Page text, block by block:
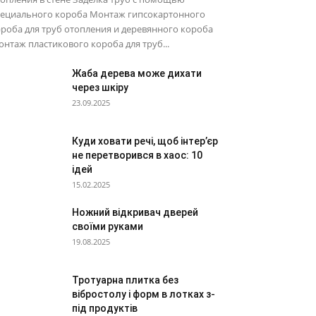
короба Монтаж гипсокартонного
для труб отопления и деревянного короба
пластикового короба для труб...
Жаба дерева може дихати
через шкіру
23.09.2025
Куди ховати речі, щоб інтер’єр
не перетворився в хаос: 10
ідей
15.02.2025
Ножний відкривач дверей
своїми руками
19.08.2025
Тротуарна плитка без
вібростолу і форм в лотках з-
під продуктів